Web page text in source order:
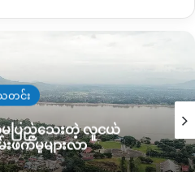
၄၀တွဲ တစ်လက်၊
၂လက်၊ စနိုက်
ောင့်၊ ၇.၆၂ စနိုက်ဘာကျည် ၁၅၀
ကြိုးဆွဲလက်ပစ်ဗုံး ၁၆ လုံး၊ ကျည်
စ္စည်းတွေကို စစ်တပ်ပိုင်ရုပ်သံ၊
လည်းဖြစ်ပါတယ်။
တင်း
ပြည့်သေးတဲ့ လူငယ်
ဖက်မှုများလာ